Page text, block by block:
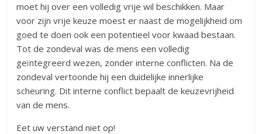
moet hij over een volledig vrije wil beschikken. Maar
voor zijn vrije keuze moest er naast de mogelijkheid om
goed te doen ook een potentieel voor kwaad bestaan.
Tot de zondeval was de mens een volledig
geïntegreerd wezen, zonder interne conflicten. Na de
zondeval vertoonde hij een duidelijke innerlijke
scheuring. Dit interne conflict bepaalt de keuzevrijheid
van de mens.
Eet uw verstand niet op!